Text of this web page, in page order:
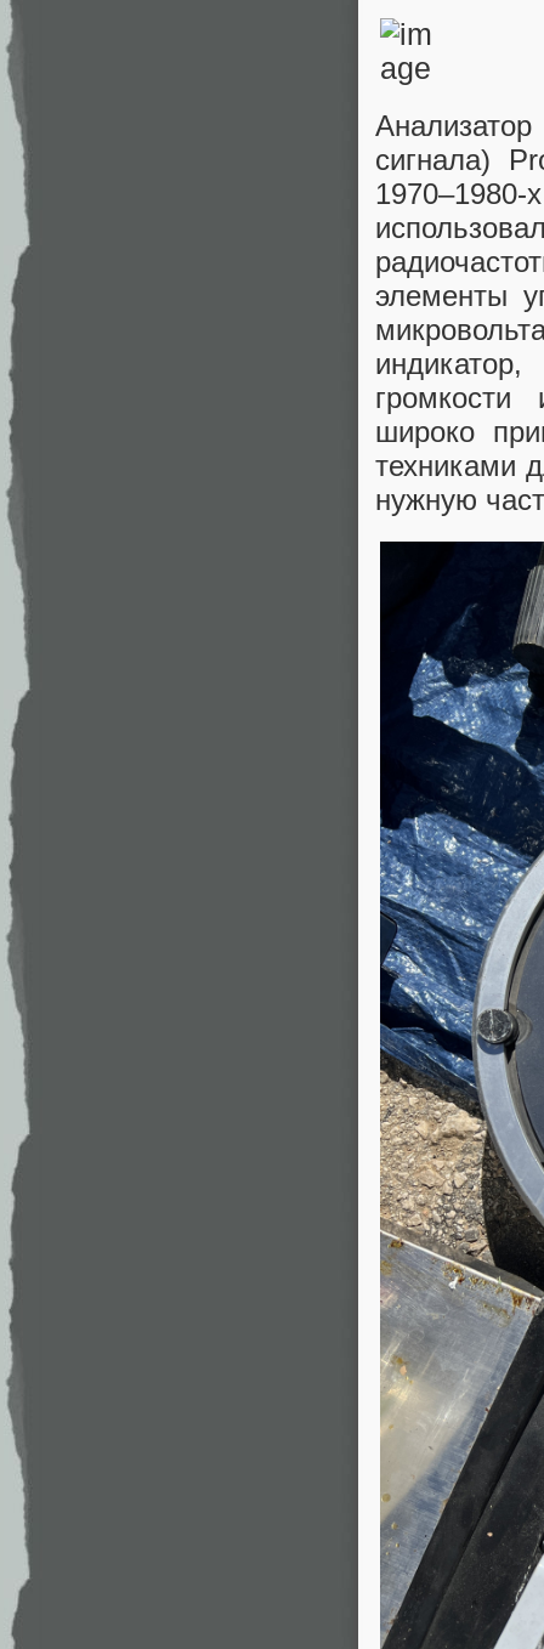
сигнала)
1970–1980-
элементы
широко
техниками
нужную